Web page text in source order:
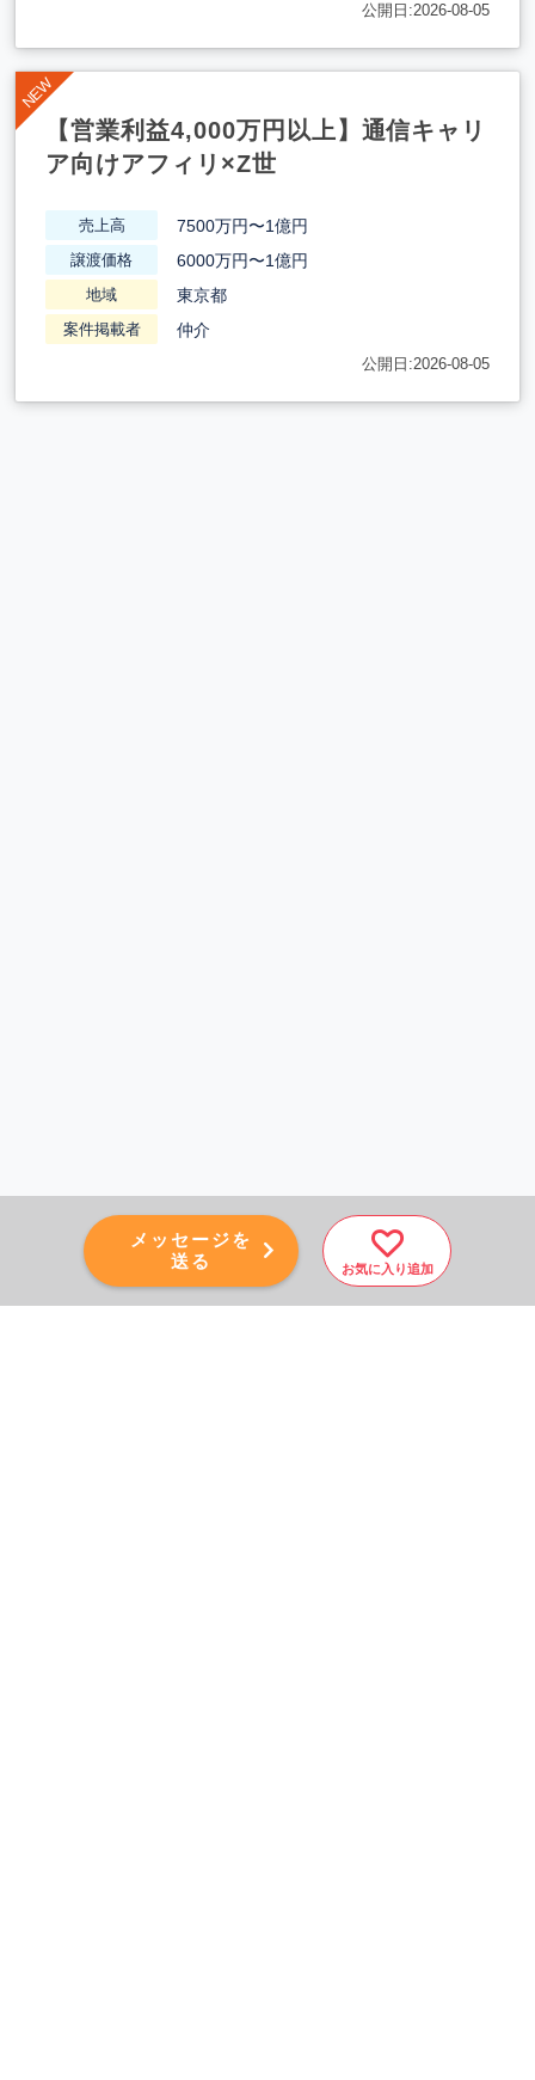
メッセージを
送る
お気に入り追加
公開日:2026-08-05
【営業利益4,000万円以上】通信キャリ
ア向けアフィリ×Z世
売上高 7500万円〜1億円
譲渡価格 6000万円〜1億円
地域 東京都
案件掲載者 仲介
公開日:2026-08-05